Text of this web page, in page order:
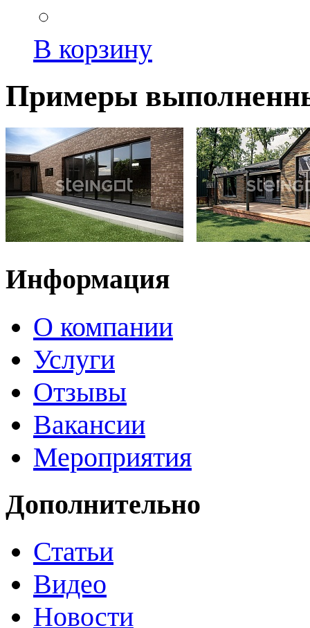
В корзину
Примеры
Информация
О компании
Услуги
Отзывы
Вакансии
Мероприятия
Дополнительно
Статьи
Видео
Новости